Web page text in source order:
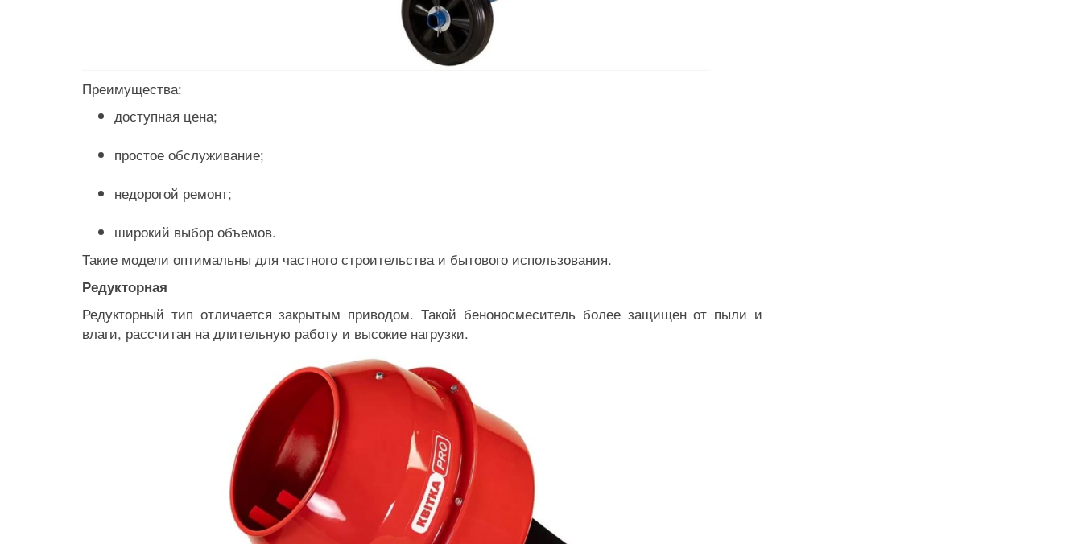
Преимущества:
доступная цена;
простое обслуживание;
недорогой ремонт;
широкий выбор объемов.
Такие модели оптимальны для частного строительства и бытового использования.
Редукторная
Редукторный тип отличается закрытым приводом. Такой беноносмеситель более защищен от пыли и
влаги, рассчитан на длительную работу и высокие нагрузки.